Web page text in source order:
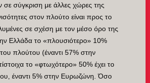
σε σύγκριση με άλλες χώρες της
στον πλούτο είναι προς το
σε σχέση με τον μέσο όρο της
Ελλάδα το «πλουσιότερο» 10%
του πλούτου (έναντι 57% στην
το «φτωχότερο» 50% έχει το
έναντι 5% στην Ευρωζώνη. Όσο